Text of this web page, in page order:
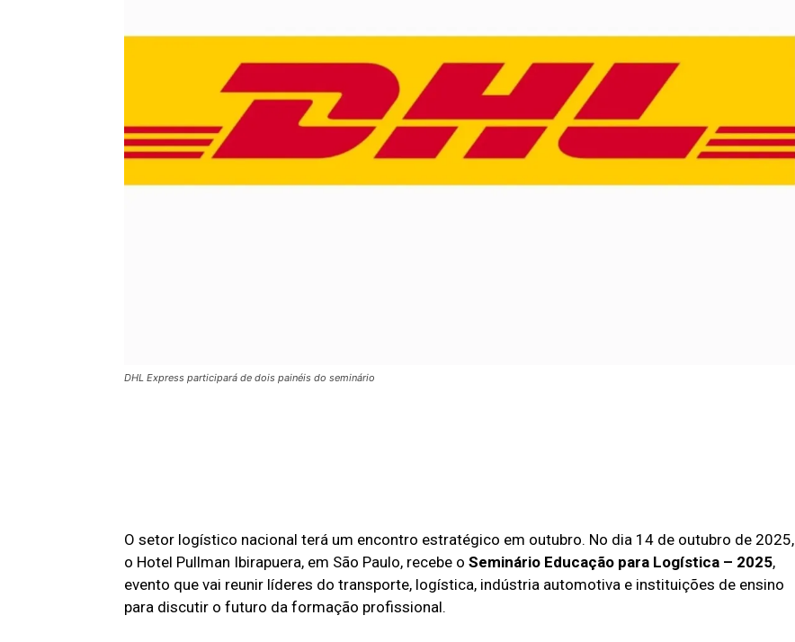
DHL Express participará de dois painéis do seminário
O setor logístico nacional terá um encontro estratégico em outubro. No dia 14 de outubro de 2025,
o Hotel Pullman Ibirapuera, em São Paulo, recebe o Seminário Educação para Logística – 2025,
evento que vai reunir líderes do transporte, logística, indústria automotiva e instituições de ensino
para discutir o futuro da formação profissional.